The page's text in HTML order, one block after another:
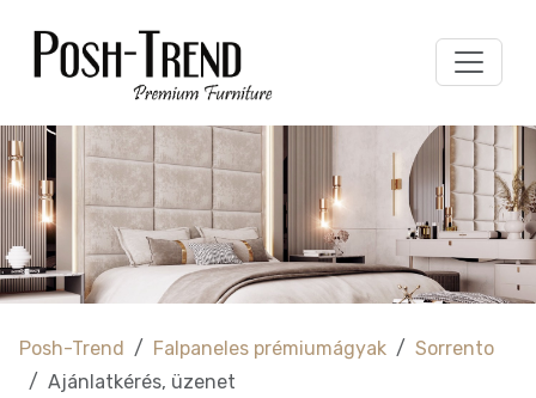
Posh-Trend Falpaneles prémiumágyak
Sorrento
Ajánlatkérés, üzenet